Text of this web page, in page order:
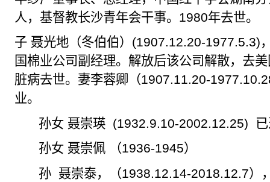
人，基督教长沙青年会干事。 1980年去世。
子 聂光地（冬伯伯） (1907.12.20-1977.5.3)
国棉业公司副经理。解放后该公司解散，去
脏病去世。妻李蓉卿（1907.11.20-
业。
孙女 聂崇瑛 (1932.9.10-2002.12.25)
孙女 聂崇佩 （1936-1945）
孙 聂崇泰，（1938.12.14-2018.12.7）